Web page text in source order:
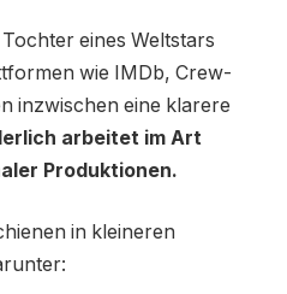
eines Weltstars
wie IMDb, Crew-
inzwischen eine klarere
arbeitet im Art
Produktionen.
in kleineren